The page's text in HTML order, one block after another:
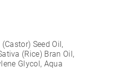
Seed Oil,
(Rice) Bran Oil,
Glycol, Aqua